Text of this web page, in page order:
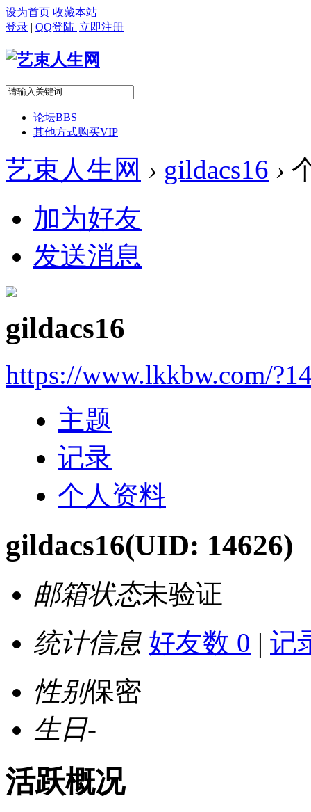
设为首页 收藏本站
登录 | QQ登陆 |立即注册
论坛BBS
其他方式购买VIP
艺束人生网 › gildacs16 ›
加为好友
发送消息
gildacs16
https://www.lkkbw.com/
主题
记录
个人资料
gildacs16(UID: 14626)
邮箱状态未验证
统计信息 好友数 0 | 记
性别保密
生日-
活跃概况